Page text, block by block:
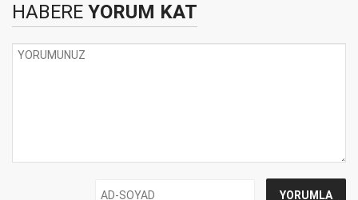
HABERE YORUM KAT